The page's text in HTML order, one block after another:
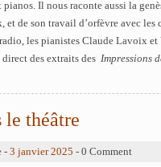
Il nous raconte aussi la
de son travail d’orfèvre avec les
les pianistes Claude Lavoix
des extraits des Impressions
le théâtre
- 3 janvier 2025 - 0 Comment